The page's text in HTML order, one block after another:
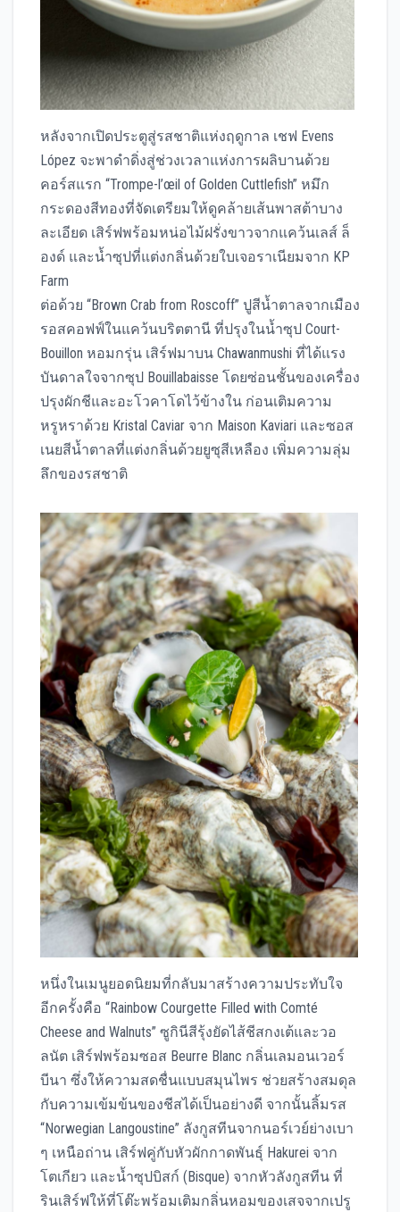
หลังจากเปิดประตูสู่รสชาติแห่งฤดูกาล เชฟ Evens
López จะพาดำดิ่งสู่ช่วงเวลาแห่งการผลิบานด้วย
คอร์สแรก “Trompe-l’œil of Golden Cuttlefish” หมึก
กระดองสีทองที่จัดเตรียมให้ดูคล้ายเส้นพาสต้าบาง
ละเอียด เสิร์ฟพร้อมหน่อไม้ฝรั่งขาวจากแคว้นเลส์ ล็
องด์ และน้ำซุปที่แต่งกลิ่นด้วยใบเจอราเนียมจาก KP
Farm
ต่อด้วย “Brown Crab from Roscoff” ปูสีน้ำตาลจากเมือง
รอสคอฟฟ์ในแคว้นบริตตานี ที่ปรุงในน้ำซุป Court-
Bouillon หอมกรุ่น เสิร์ฟมาบน Chawanmushi ที่ได้แรง
บันดาลใจจากซุป Bouillabaisse โดยซ่อนชั้นของเครื่อง
ปรุงผักชีและอะโวคาโดไว้ข้างใน ก่อนเติมความ
หรูหราด้วย Kristal Caviar จาก Maison Kaviari และซอส
เนยสีน้ำตาลที่แต่งกลิ่นด้วยยูซุสีเหลือง เพิ่มความลุ่ม
ลึกของรสชาติ
หนึ่งในเมนูยอดนิยมที่กลับมาสร้างความประทับใจ
อีกครั้งคือ “Rainbow Courgette Filled with Comté
Cheese and Walnuts” ซูกินีสีรุ้งยัดไส้ชีสกงเต้และวอ
ลนัต เสิร์ฟพร้อมซอส Beurre Blanc กลิ่นเลมอนเวอร์
บีนา ซึ่งให้ความสดชื่นแบบสมุนไพร ช่วยสร้างสมดุล
กับความเข้มข้นของชีสได้เป็นอย่างดี จากนั้นลิ้มรส
“Norwegian Langoustine” ลังกูสทีนจากนอร์เวย์ย่างเบา
ๆ เหนือถ่าน เสิร์ฟคู่กับหัวผักกาดพันธุ์ Hakurei จาก
โตเกียว และน้ำซุปบิสก์ (Bisque) จากหัวลังกูสทีน ที่
รินเสิร์ฟให้ที่โต๊ะพร้อมเติมกลิ่นหอมของเสจจากเปรู